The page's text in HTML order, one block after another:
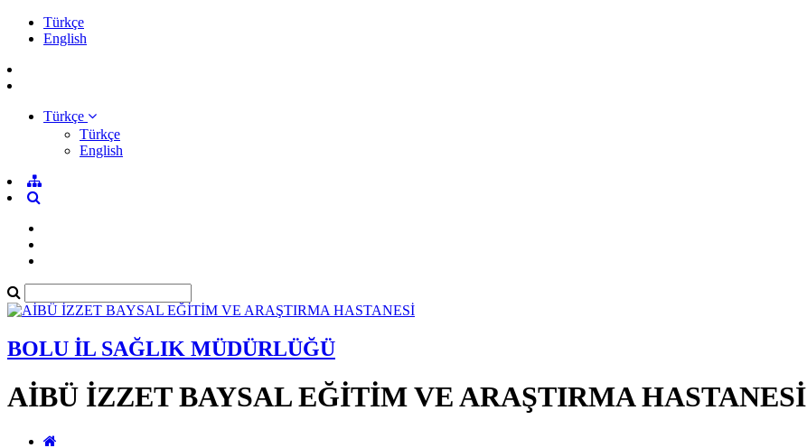
Türkçe
English
Türkçe
Türkçe
English
BOLU İL SAĞLIK MÜDÜRLÜĞÜ
AİBÜ İZZET BAYSAL EĞİTİM VE ARAŞTIRMA HASTANESİ